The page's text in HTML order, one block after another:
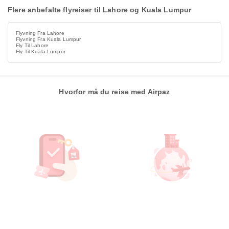
Flere anbefalte flyreiser til Lahore og Kuala Lumpur
Flyvning Fra Lahore
Flyvning Fra Kuala Lumpur
Fly Til Lahore
Fly Til Kuala Lumpur
Hvorfor må du reise med Airpaz